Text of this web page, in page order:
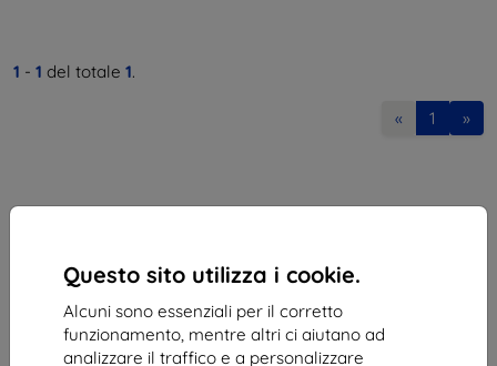
Questo sito utilizza i cookie.
Alcuni sono essenziali per il corretto
funzionamento, mentre altri ci aiutano ad
analizzare il traffico e a personalizzare
1 - 1 del totale 1.
« 1 »
Shield-Sk s.r.o.
Via Rudolfa Mocka 3750/2A
841 04 Bratislava